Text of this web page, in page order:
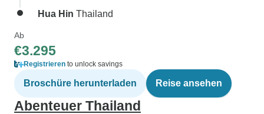
Hua Hin Thailand
Ab
€3.295
Registrieren to unlock savings
Broschüre herunterladen Reise ansehen
Abenteuer Thailand